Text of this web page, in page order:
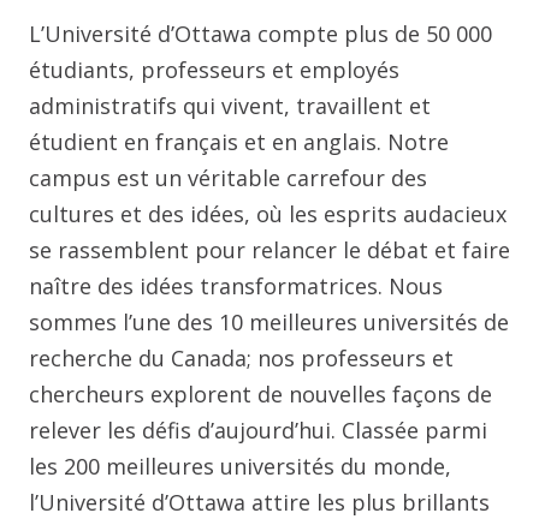
L’Université d’Ottawa compte plus de 50 000
étudiants, professeurs et employés
administratifs qui vivent, travaillent et
étudient en français et en anglais. Notre
campus est un véritable carrefour des
cultures et des idées, où les esprits audacieux
se rassemblent pour relancer le débat et faire
naître des idées transformatrices. Nous
sommes l’une des 10 meilleures universités de
recherche du Canada; nos professeurs et
chercheurs explorent de nouvelles façons de
relever les défis d’aujourd’hui. Classée parmi
les 200 meilleures universités du monde,
l’Université d’Ottawa attire les plus brillants